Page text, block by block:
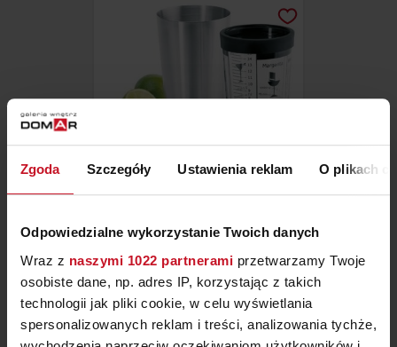
Zgoda Szczegóły Ustawienia reklam O plikach
Odpowiedzialne wykorzystanie Twoich danych
Wraz z naszymi 1022 partnerami przetwarzamy Twoje
osobiste dane, np. adres IP, korzystając z takich
technologii jak pliki cookie, w celu wyświetlania
spersonalizowanych reklam i treści, analizowania tychże,
SHAKER BOSTOŃSKI LOUNGE
BLOMUS
ZAPYTAJ O CENĘ W SALONIE